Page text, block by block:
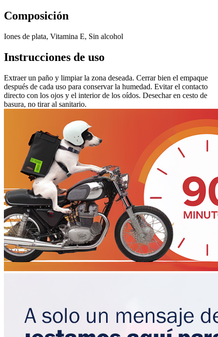
Composición
Iones de plata, Vitamina E, Sin alcohol
Instrucciones de uso
Extraer un paño y limpiar la zona deseada. Cerrar bien el empaque
después de cada uso para conservar la humedad. Evitar el contacto
directo con los ojos y el interior de los oídos. Desechar en cesto de
basura, no tirar al sanitario.